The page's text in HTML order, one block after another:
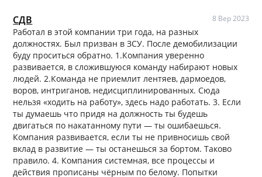
СДВ 8 Вер 2023
Работал в этой компании три года, на разных
должностях. Был призван в ЗСУ. После демобилизации
буду проситься обратно. 1.Компания уверенно
развивается, в сложившуюся команду набирают новых
людей. 2.Команда не приемлит лентяев, дармоедов,
воров, интриганов, недисциплинированных. Сюда
нельзя «ходить на работу», здесь надо работать. 3. Если
ты думаешь что придя на должность ты будешь
двигаться по накатанному пути — ты ошибаешься.
Компания развивается, если ты не привносишь свой
вклад в развитие — ты останешься за бортом. Таково
правило. 4. Компания системная, все процессы и
действия прописаны чёрным по белому. Попытки